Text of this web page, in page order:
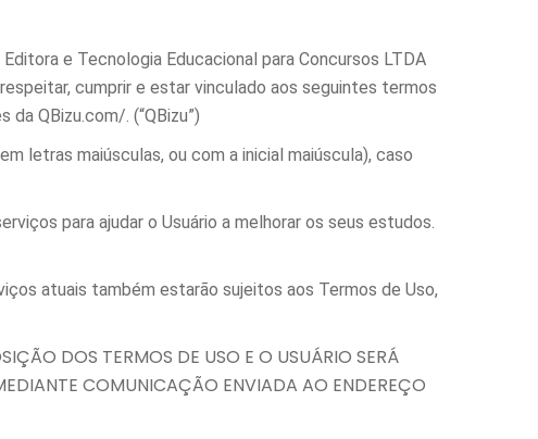
e Tecnologia Educacional para Concursos LTDA
cumprir e estar vinculado aos seguintes termos
QBizu.com/. (“QBizu”)
letras maiúsculas, ou com a inicial maiúscula), caso
para ajudar o Usuário a melhorar os seus estudos.
atuais também estarão sujeitos aos Termos de Uso,
DOS TERMOS DE USO E O USUÁRIO SERÁ
COMUNICAÇÃO ENVIADA AO ENDEREÇO